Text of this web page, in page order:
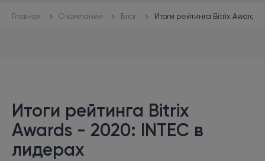
Главная О компании Блог Итоги рейтинга Bitrix Awards
Итоги рейтинга Bitrix
Awards - 2020: INTEC в
лидерах